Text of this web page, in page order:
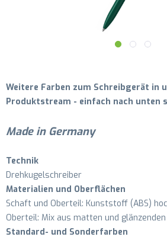
Weitere Farben zum Schreibgerät in
Produktstream - einfach nach unten
Made in Germany
Technik
Drehkugelschreiber
Materialien und Oberflächen
Schaft und Oberteil: Kunststoff (ABS)
Oberteil: Mix aus matten und
Standard- und Sonderfarben